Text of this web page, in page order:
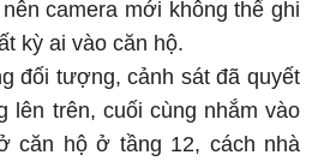
camera mới không thể ghi
kỳ ai vào căn hộ.
đối tượng, cảnh sát đã quyết
lên trên, cuối cùng nhắm vào
căn hộ ở tầng 12, cách nhà